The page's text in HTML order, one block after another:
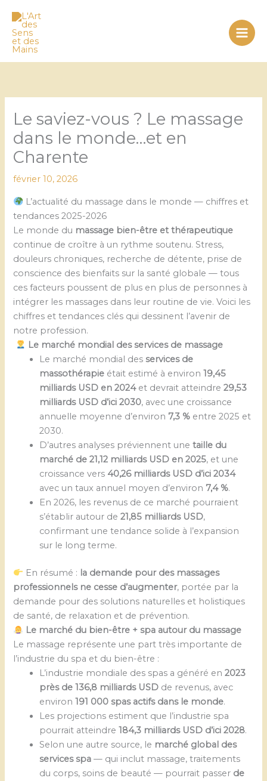
contenu
Le saviez-vous ? Le massage
dans le monde…et en
Charente
février 10, 2026
L’actualité du massage dans le monde — chiffres et
tendances 2025-2026
Le monde du massage bien-être et thérapeutique
continue de croître à un rythme soutenu. Stress,
douleurs chroniques, recherche de détente, prise de
conscience des bienfaits sur la santé globale — tous
ces facteurs poussent de plus en plus de personnes à
intégrer les massages dans leur routine de vie. Voici les
chiffres et tendances clés qui dessinent l’avenir de
notre profession.
Le marché mondial des services de massage
Le marché mondial desservices de
massothérapie était estimé à environ19,45
milliards USD en 2024et devrait atteindre29,53
milliards USD d’ici 2030, avec une croissance
annuelle moyenne d’environ 7,3 % entre 2025 et
2030.
D’autres analyses préviennent unetaille du
marché de 21,12 milliards USD en 2025, et une
croissance vers 40,26 milliards USD d’ici 2034
avec un taux annuel moyen d’environ 7,4 %.
En 2026, les revenus de ce marché pourraient
s’établir autour de21,85 milliards USD,
confirmant une tendance solide à l’expansion
sur le long terme.
En résumé : la demande pour des massages
professionnels ne cesse d’augmenter, portée par la
demande pour des solutions naturelles et holistiques
de santé, de relaxation et de prévention.
Le marché du bien-être + spa autour du massage
Le massage représente une part très importante de
l’industrie du spa et du bien-être :
L’industrie mondiale des spas a généré en2023
près de 136,8 milliards USD de revenus, avec
environ191 000 spas actifs dans le monde.
Les projections estiment que l’industrie spa
pourrait atteindre184,3 milliards USD d’ici 2028.
Selon une autre source, le marché global des
services spa — qui inclut massage, traitements
du corps, soins de beauté — pourrait passer de